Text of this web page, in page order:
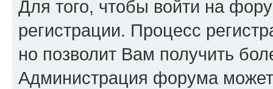
Для того, чтобы войти на
регистрации. Процесс
но позволит Вам получить
Администрация форума может